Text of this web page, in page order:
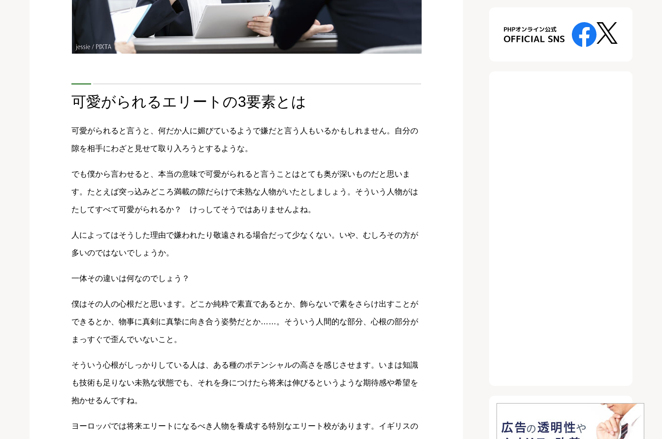
可愛がられるエリートの3要素とは
可愛がられると言うと、何だか人に媚びているようで嫌だと言う人もいるかもしれません。自分の
隙を相手にわざと見せて取り入ろうとするような。
でも僕から言わせると、本当の意味で可愛がられると言うことはとても奥が深いものだと思いま
す。たとえば突っ込みどころ満載の隙だらけで未熟な人物がいたとしましょう。そういう人物がは
たしてすべて可愛がられるか？ けっしてそうではありませんよね。
人によってはそうした理由で嫌われたり敬遠される場合だって少なくない。いや、むしろその方が
多いのではないでしょうか。
一体その違いは何なのでしょう？
僕はその人の心根だと思います。どこか純粋で素直であるとか、飾らないで素をさらけ出すことが
できるとか、物事に真剣に真摯に向き合う姿勢だとか……。そういう人間的な部分、心根の部分が
まっすぐで歪んでいないこと。
そういう心根がしっかりしている人は、ある種のポテンシャルの高さを感じさせます。いまは知識
も技術も足りない未熟な状態でも、それを身につけたら将来は伸びるというような期待感や希望を
抱かせるんですね。
ヨーロッパでは将来エリートになるべき人物を養成する特別なエリート校があります。イギリスの